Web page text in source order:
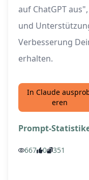
auf ChatGPT
und
Verbesserung
erhalten.
In Claude
eren
Prompt-
667 0 351